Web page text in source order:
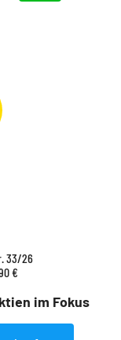
im Fokus
33/26
€